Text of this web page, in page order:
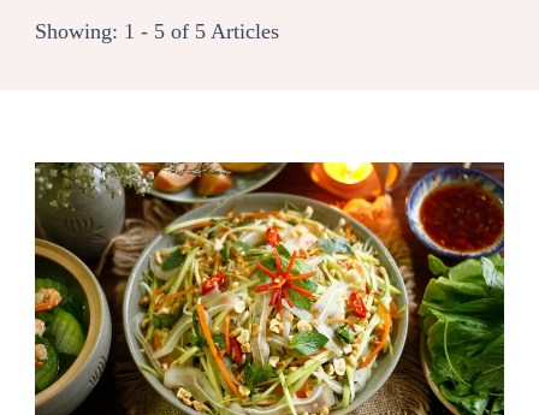
Showing: 1 - 5 of 5 Articles